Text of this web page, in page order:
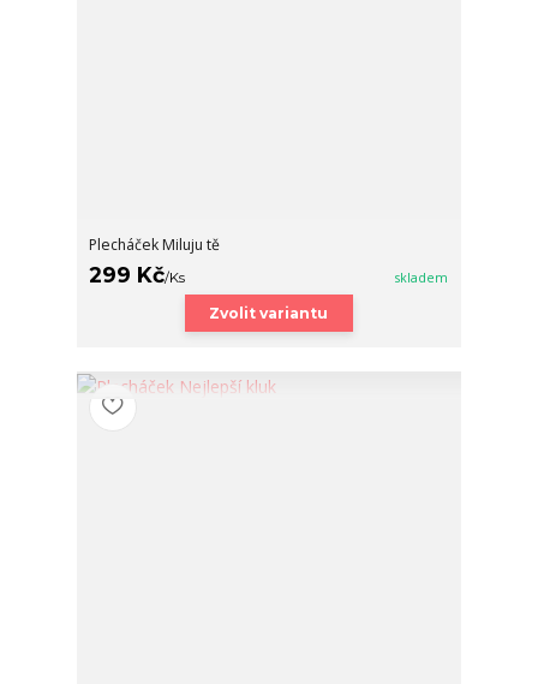
Plecháček Miluju tě
299 Kč/Ks skladem
Zvolit variantu